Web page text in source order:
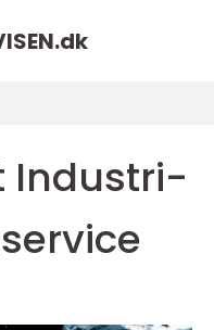
dk
Industri-